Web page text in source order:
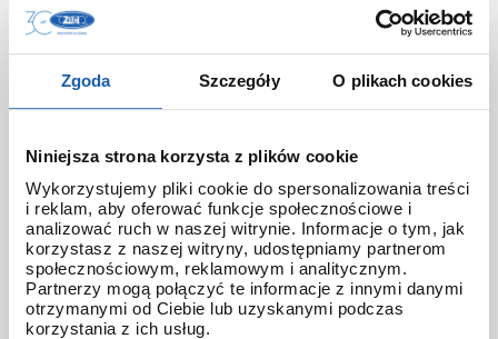
Zgoda Szczegóły O plikach cookies
Niniejsza strona korzysta z plików cookie
Wykorzystujemy pliki cookie do spersonalizowania treści
i reklam, aby oferować funkcje społecznościowe i
analizować ruch w naszej witrynie. Informacje o tym, jak
korzystasz z naszej witryny, udostępniamy partnerom
społecznościowym, reklamowym i analitycznym.
Partnerzy mogą połączyć te informacje z innymi danymi
otrzymanymi od Ciebie lub uzyskanymi podczas
korzystania z ich usług.
hidden talents
ignite red
illuminator g-shock
iluminator g-shock
iluminator w zegarku
instrukcja
jak czyścić g-shocka
jak skrócić bransoletę w g-shock?
jak ustawić zegarek g-shock ga-2100?
jak włączyć podświetlenie w zegarku
jak wymienić baterię gshock?